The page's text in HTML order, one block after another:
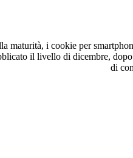
maturità, i cookie per
il livello di dicembre,
di